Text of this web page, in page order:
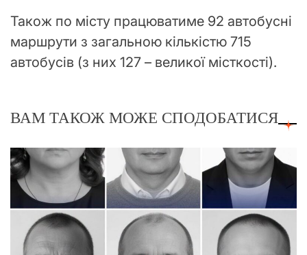
Також по місту працюватиме 92 автобусні
маршрути з загальною кількістю 715
автобусів (з них 127 – великої місткості).
ВАМ ТАКОЖ МОЖЕ СПОДОБАТИСЯ